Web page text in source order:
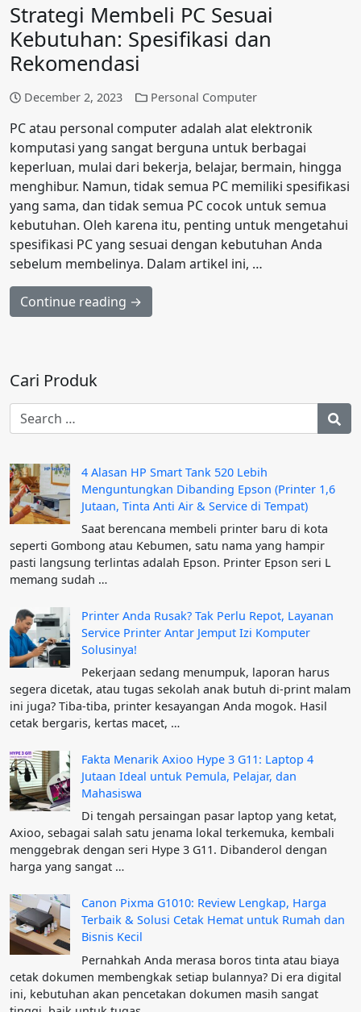
Strategi Membeli PC Sesuai
Kebutuhan: Spesifikasi dan
Rekomendasi
December 2, 2023 Personal Computer
PC atau personal computer adalah alat elektronik
komputasi yang sangat berguna untuk berbagai
keperluan, mulai dari bekerja, belajar, bermain, hingga
menghibur. Namun, tidak semua PC memiliki spesifikasi
yang sama, dan tidak semua PC cocok untuk semua
kebutuhan. Oleh karena itu, penting untuk mengetahui
spesifikasi PC yang sesuai dengan kebutuhan Anda
sebelum membelinya. Dalam artikel ini, …
Continue reading →
Cari Produk
4 Alasan HP Smart Tank 520 Lebih
Menguntungkan Dibanding Epson (Printer 1,6
Jutaan, Tinta Anti Air & Service di Tempat)
Saat berencana membeli printer baru di kota
seperti Gombong atau Kebumen, satu nama yang hampir
pasti langsung terlintas adalah Epson. Printer Epson seri L
memang sudah …
Printer Anda Rusak? Tak Perlu Repot, Layanan
Service Printer Antar Jemput Izi Komputer
Solusinya!
Pekerjaan sedang menumpuk, laporan harus
segera dicetak, atau tugas sekolah anak butuh di-print malam
ini juga? Tiba-tiba, printer kesayangan Anda mogok. Hasil
cetak bergaris, kertas macet, …
Fakta Menarik Axioo Hype 3 G11: Laptop 4
Jutaan Ideal untuk Pemula, Pelajar, dan
Mahasiswa
Di tengah persaingan pasar laptop yang ketat,
Axioo, sebagai salah satu jenama lokal terkemuka, kembali
menggebrak dengan seri Hype 3 G11. Dibanderol dengan
harga yang sangat …
Canon Pixma G1010: Review Lengkap, Harga
Terbaik & Solusi Cetak Hemat untuk Rumah dan
Bisnis Kecil
Pernahkah Anda merasa boros tinta atau biaya
cetak dokumen membengkak setiap bulannya? Di era digital
ini, kebutuhan akan pencetakan dokumen masih sangat